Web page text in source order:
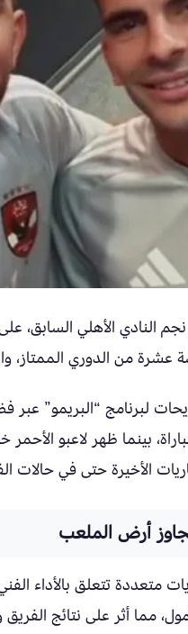
من الدوري الممتاز،
بينما ظهر لاعبو الأحمر
الأخيرة حتى في حالات
أرض الملعب
متعددة تتعلق بالأداء
مما أثر على نتائج